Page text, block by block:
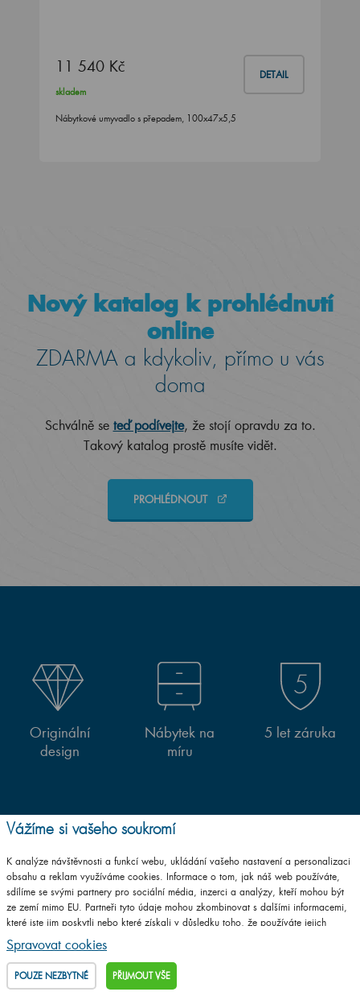
11 540 Kč DETAIL
skladem
Nábytkové umyvadlo s přepadem, 100x47x5,5
Nový katalog k prohlédnutí
online
ZDARMA a kdykoliv, přímo u vás
doma
Schválně se teď podívejte, že stojí opravdu za to.
Takový katalog prostě musíte vidět.
PROHLÉDNOUT
Originální
design
Nábytek na
míru
5 let záruka
Jsme (skoro) všude. Hledejte a najdete nás na:
Vážíme si vašeho soukromí
K analýze návštěvnosti a funkcí webu, ukládání vašeho nastavení a personalizaci
obsahu a reklam využíváme cookies. Informace o tom, jak náš web používáte,
sdílíme se svými partnery pro sociální média, inzerci a analýzy, kteří mohou být
ze zemí mimo EU. Partneři tyto údaje mohou zkombinovat s dalšími informacemi,
které jste jim poskytli nebo které získali v důsledku toho, že používáte jejich
služby.
Podrobné informace
Spravovat cookies
POUZE NEZBYTNÉ PŘIJMOUT VŠE